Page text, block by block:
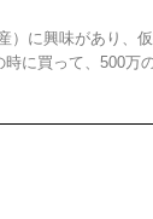
）に興味があり、
に買って、500万